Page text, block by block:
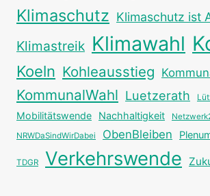
Klimaschutz Klimaschutz ist
Klimastreik Klimawahl
Koeln Kohleausstieg
KommunalWahl Luetzerath
Mobilitätswende Nachhaltigkeit
NRWDaSindWirDabei ObenBleiben
TDGR Verkehrswende